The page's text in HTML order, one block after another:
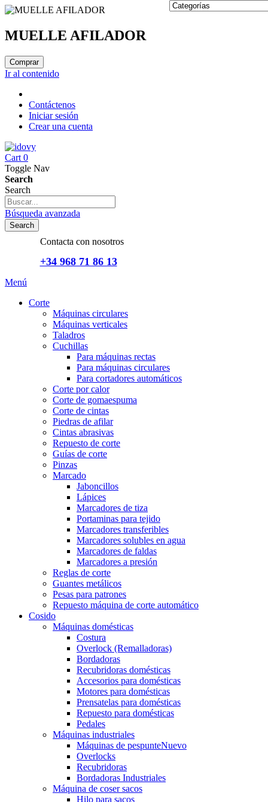
MUELLE AFILADOR
Comprar
Ir al contenido
Contáctenos
Iniciar sesión
Crear una cuenta
Cart 0
Toggle Nav
Search
Search
Búsqueda avanzada
Search
Contacta con nosotros
+34 968 71 86 13
Menú
Corte
Máquinas circulares
Máquinas verticales
Taladros
Cuchillas
Para máquinas rectas
Para máquinas circulares
Para cortadores automáticos
Corte por calor
Corte de gomaespuma
Corte de cintas
Piedras de afilar
Cintas abrasivas
Repuesto de corte
Guías de corte
Pinzas
Marcado
Jaboncillos
Lápices
Marcadores de tiza
Portaminas para tejido
Marcadores transferibles
Marcadores solubles en agua
Marcadores de faldas
Marcadores a presión
Reglas de corte
Guantes metálicos
Pesas para patrones
Repuesto máquina de corte automático
Cosido
Máquinas domésticas
Costura
Overlock (Remalladoras)
Bordadoras
Recubridoras domésticas
Accesorios para domésticas
Motores para domésticas
Prensatelas para domésticas
Repuesto para domésticas
Pedales
Máquinas industriales
Máquinas de pespunteNuevo
Overlocks
Recubridoras
Bordadoras Industriales
Máquina de coser sacos
Hilo para sacos